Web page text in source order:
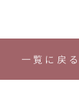
一覧に戻る